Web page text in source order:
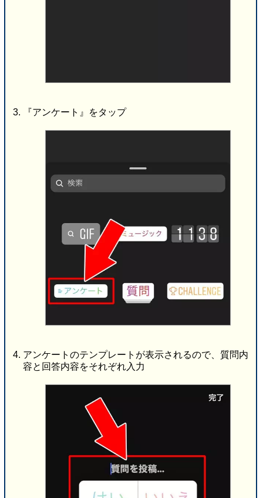
『アンケート』をタップ
アンケートのテンプレートが表示されるので、質問内
容と回答内容をそれぞれ入力